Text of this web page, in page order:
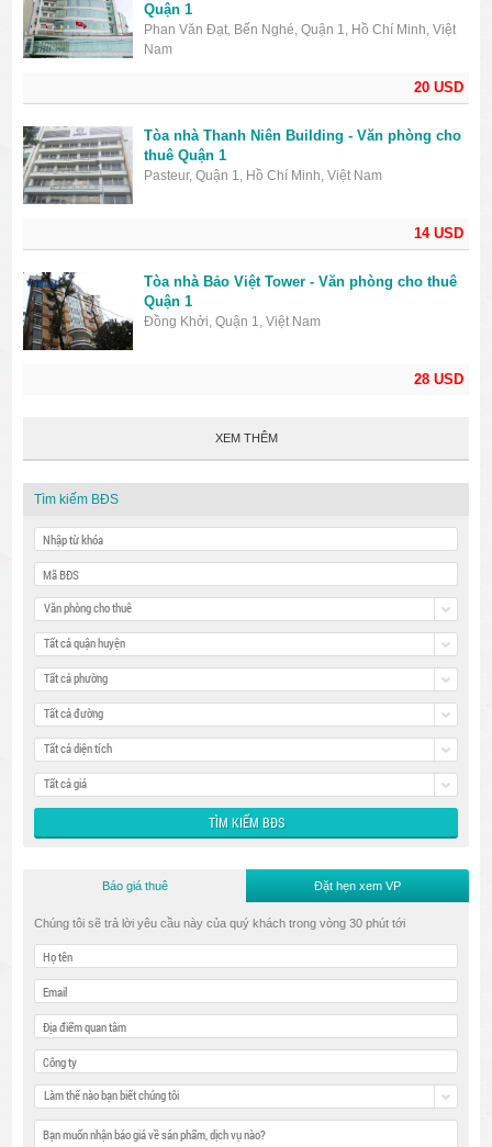
20 USD
Quận 1
Phan Văn Đạt, Bến Nghé, Quận 1, Hồ Chí Minh, Việt
Nam
14 USD
Tòa nhà Thanh Niên Building - Văn phòng cho
thuê Quận 1
Pasteur, Quận 1, Hồ Chí Minh, Việt Nam
28 USD
Tòa nhà Bảo Việt Tower - Văn phòng cho thuê
Quận 1
Đồng Khởi, Quận 1, Việt Nam
XEM THÊM
Tìm kiếm BĐS
Văn phòng cho thuê
Tất cả quận huyện
Tất cả phường
Tất cả đường
Tất cả diện tích
Tất cả giá
Báo giá thuê Đặt hẹn xem VP
Chúng tôi sẽ trả lời yêu cầu này của quý khách trong vòng 30 phút tới
Làm thế nào bạn biết chúng tôi